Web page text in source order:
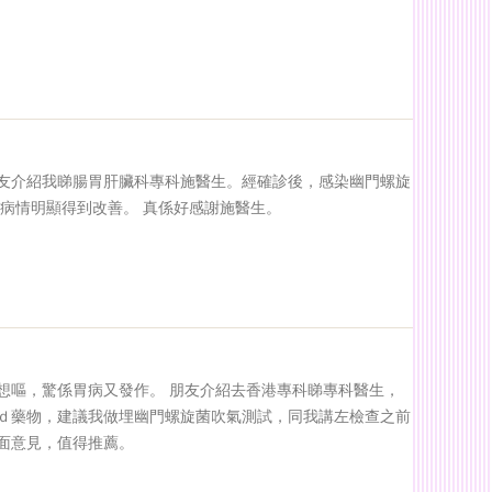
紹我睇腸胃肝臟科專科施醫生。經確診後，感染幽門螺旋
情明顯得到改善。 真係好感謝施醫生。
，驚係胃病又發作。 朋友介紹去香港專科睇專科醫生，
物，建議我做埋幽門螺旋菌吹氣測試，同我講左檢查之前
見，值得推薦。